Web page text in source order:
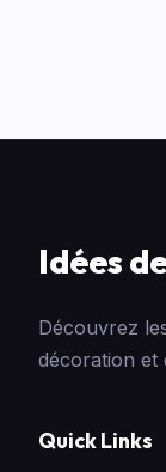
Idées
Découvrez
décoration et
Quick Links